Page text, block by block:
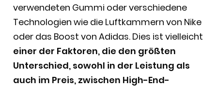
verwendeten Gummi oder verschiedene
Technologien wie die Luftkammern von Nike
oder das Boost von Adidas. Dies ist vielleicht
einer der Faktoren, die den größten
Unterschied, sowohl in der Leistung als
auch im Preis, zwischen High-End-